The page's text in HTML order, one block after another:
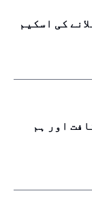
کی اسکیم
اور ہم